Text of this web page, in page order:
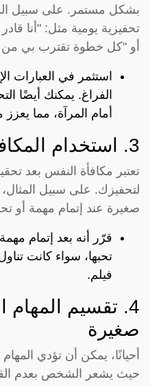
بشكل مستمر. على سبيل
تحفيزية يومية مثل: "أنا
أو "كل خطوة تقترب بي من
استثمر في العبارات
الفراغ. يمكنك أيضًا
أمام المرآة، مما
3. استخدام المكافآت
تعتبر مكافأة النفس بعد
لتحفيزك. على سبيل
صغيرة عند إتمام مهمة أو
قرّر أنه بعد إتمام
تحبها، سواء كانت
فيلم.
4. تقسيم المهام
صغيرة
أحيانًا، يمكن أن تؤدي
حيث يشعر الشخص بعدم